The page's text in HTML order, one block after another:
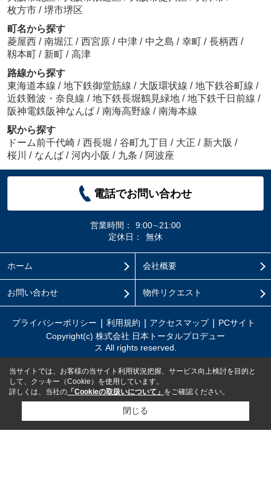
枚方市 / 堺市堺区
町名から探す
菱屋西 / 南堀江 / 西宮原 / 中津 / 中之島 / 幸町 / 長柄西 /
靱本町 / 新町 / 高津
路線から探す
東海道本線 / 地下鉄御堂筋線 / 大阪環状線 / 地下鉄谷町線 /
近鉄難波・奈良線 / 地下鉄長堀鶴見緑地 / 地下鉄千日前線 /
阪神電鉄阪神なんば / 南海高野線 / 南海本線
駅から探す
ドーム前千代崎 / 西長堀 / 谷町九丁目 / 大正 / 新大阪 /
桜川 / なんば / 河内小阪 / 九条 / 阿波座
電話でお問い合わせ
営業時間：
9:00∼21:00
定休日：
無休
ホーム 会社概要
お問い合わせ 物件リクエスト
プライバシーポリシー 利用規約 アクセスマップ
PCサイト
Copyright(c) 株式会社 日本トータルプロデュー
ス All rights reserved.
当サイトでは、お客様の当サイト利用状況把握、サービス向上検討を目的と
して、クッキー（Cookie）を使用しています。
詳しくは、当社の 「Cookieの取扱いについて」 をご確認ください。
閉じる